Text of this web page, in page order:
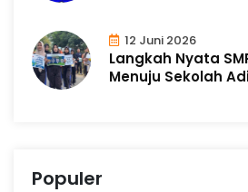
12 Juni 2026
Langkah Nyata
Menuju Sekolah
Populer